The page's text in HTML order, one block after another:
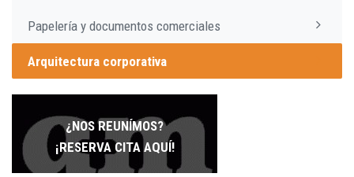
Papelería y documentos comerciales
Arquitectura corporativa
¿NOS REUNÍMOS?
¡RESERVA CITA AQUÍ!